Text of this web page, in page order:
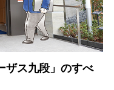
ザス九段」のすべ